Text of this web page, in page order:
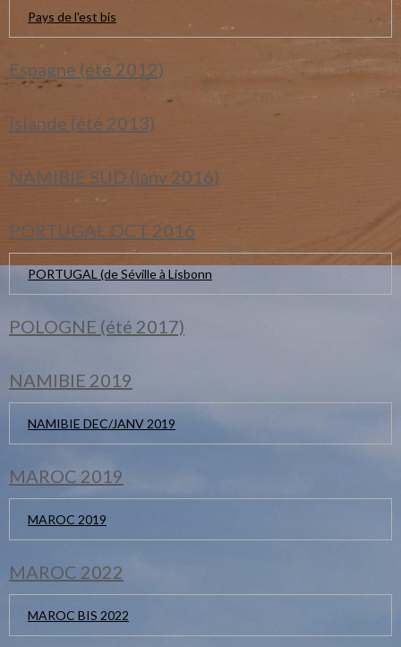
Pays de l'est bis
Espagne (été 2012)
Islande (été 2013)
NAMIBIE SUD (janv 2016)
PORTUGAL OCT 2016
PORTUGAL (de Séville à Lisbonn
POLOGNE (été 2017)
NAMIBIE 2019
NAMIBIE DEC/JANV 2019
MAROC 2019
MAROC 2019
MAROC 2022
MAROC BIS 2022